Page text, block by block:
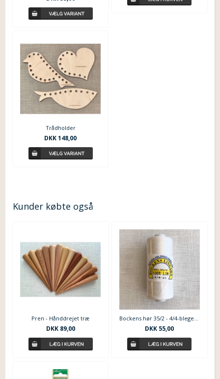
Trådholder
DKK 148,00
Kunder købte også
Pren - Hånddrejet træ
DKK 89,00
Bockens hør 35/2 - 4/4-bleget - Hvid
DKK 55,00